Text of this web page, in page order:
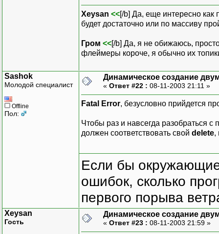
Xeysan <<[/b] Да, еще интересно как
будет достаточно или по массиву
Гром <<[/b] Да, я не обижаюсь,
флеймеры короче, я обычно их
Sashok
Молодой специалист
Offline
Пол:
Динамическое создание
« Ответ #22 : 08-11-2003 21:11 »
Fatal Error, безусловно прийдется
Чтобы раз и навсегда разобраться
должен соответствовать свой delete,
Если бы
ошибок, сколько
первого порыва
Xeysan
Гость
Динамическое создание
« Ответ #23 : 08-11-2003 21:59 »